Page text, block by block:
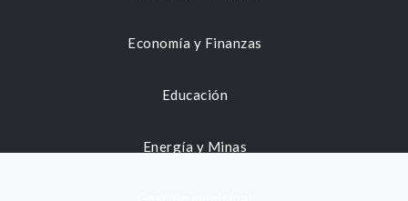
Economía y Finanzas
Educación
Energía y Minas